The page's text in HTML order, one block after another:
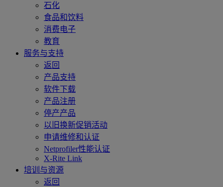
石化
食品和饮料
消费电子
教育
服务与支持
返回
产品支持
软件下载
产品注册
停产产品
以旧换新促销活动
申请维修和认证
Netprofiler性能认证
X-Rite Link
培训与资源
返回